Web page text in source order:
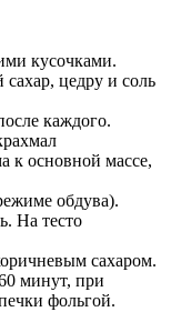
кусочками.
цедру и соль
каждого.
к основной массе,
обдува).
На тесто
сахаром.
минут, при
фольгой.